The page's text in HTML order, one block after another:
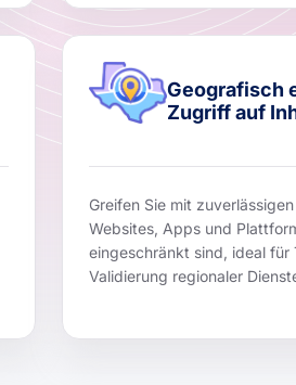
Geografisch
Zugriff auf
Greifen Sie mit
Websites, Apps und
eingeschränkt sind, ideal für
Validierung regionaler